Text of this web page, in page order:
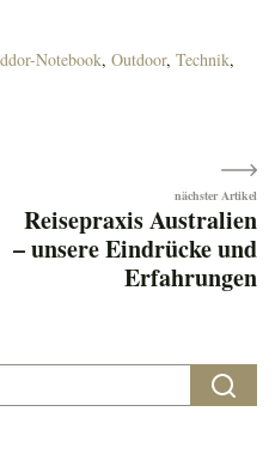
Notebook, Outdoor, Technik,
Reisepraxis Australien
– unsere Eindrücke und
Erfahrungen